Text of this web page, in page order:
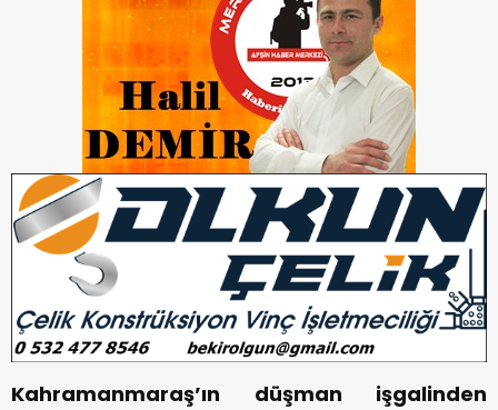
Kahramanmaraş’ın düşman işgalinden